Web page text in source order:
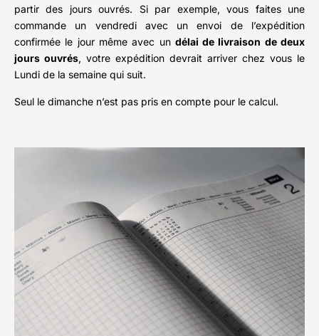
partir des jours ouvrés. Si par exemple, vous faites une
commande un vendredi avec un envoi de l’expédition
confirmée le jour même avec un délai de livraison de deux
jours ouvrés, votre expédition devrait arriver chez vous le
Lundi de la semaine qui suit.
Seul le dimanche n’est pas pris en compte pour le calcul.